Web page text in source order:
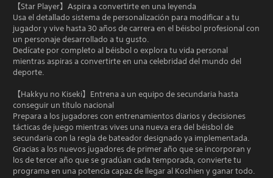
【Star Player】Aspira a convertirte en una leyenda
Usa el detallado sistema de personalización para modificar a tu
jugador y vive hasta 30 años de carrera en el béisbol profesional con
un personaje desarrollado a tu gusto.
Dedícate por completo al béisbol o explora tu vida personal
mientras aspiras a convertirte en una celebridad del mundo del
deporte.
【Hakkyu no Kiseki】Entrena a un equipo de secundaria hasta
conseguir un título nacional
Prepara a los jugadores con entrenamientos diarios y decisiones
tácticas de juego mientras vives una nueva era del béisbol de
secundaria con la regla de bateador designado ya implementada.
Gracias a los nuevos jugadores de primer año que se incorporan y
los de tercer año que se gradúan cada temporada, convierte tu
programa en una potencia capaz de llegar al Koshien y ganar todo.